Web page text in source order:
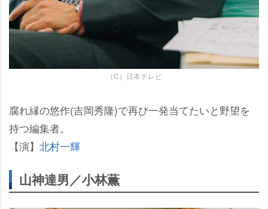
（C）日本テレビ
腐れ縁の悠作(吉岡秀隆)で再び一発当てたいと野望を
持つ編集者。
【演】 北村一輝
山神達男／小林薫